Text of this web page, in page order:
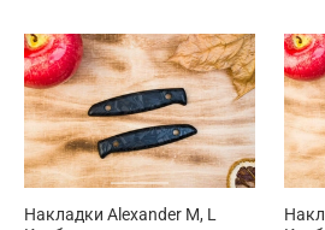
Накладки Alexander M, L